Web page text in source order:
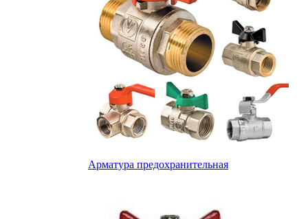
Арматура предохранительная